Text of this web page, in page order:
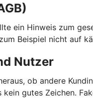
ein Hinweis zum
Beispiel nicht auf
Nutzer
ob andere
gutes Zeichen.